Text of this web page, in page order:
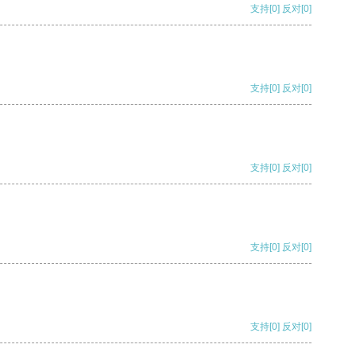
支持[0] 反对[0]
支持[0] 反对[0]
支持[0] 反对[0]
支持[0] 反对[0]
支持[0] 反对[0]